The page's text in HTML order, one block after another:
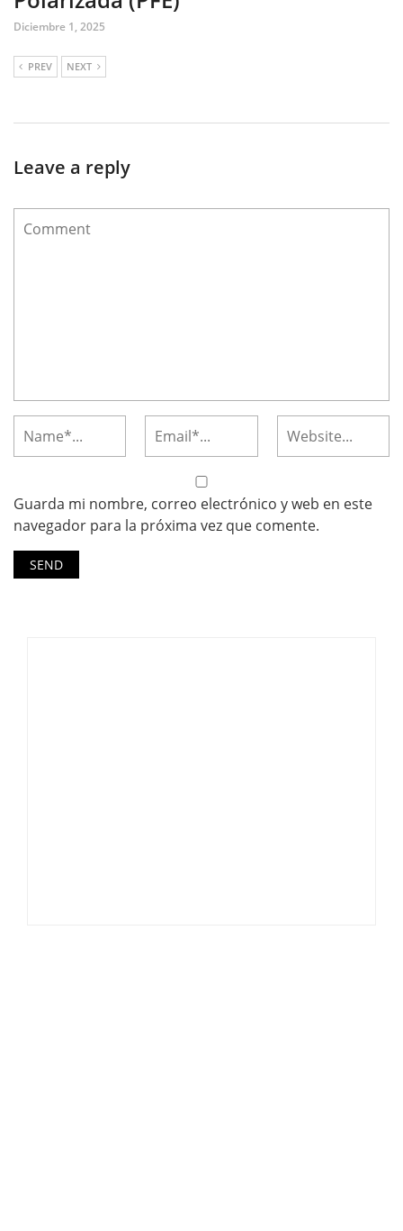
Diciembre 1, 2025
PREV NEXT
Leave a reply
Guarda mi nombre, correo electrónico y web en este
navegador para la próxima vez que comente.